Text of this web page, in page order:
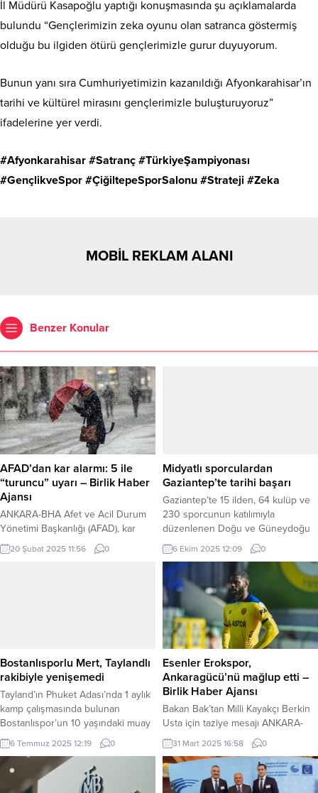
İl Müdürü Kasapoğlu yaptığı konuşmasında şu açıklamalarda
bulundu “Gençlerimizin zeka oyunu olan satranca göstermiş
olduğu bu ilgiden ötürü gençlerimizle gurur duyuyorum.
Bunun yanı sıra Cumhuriyetimizin kazanıldığı Afyonkarahisar’ın
tarihi ve kültürel mirasını gençlerimizle buluşturuyoruz”
ifadelerine yer verdi.
#Afyonkarahisar #Satranç #TürkiyeŞampiyonası
#GençlikveSpor #ÇiğiltepeSporSalonu #Strateji #Zeka
MOBİL REKLAM ALANI
Benzer Konular
AFAD’dan kar alarmı: 5 ile
“turuncu” uyarı – Birlik Haber
Ajansı
ANKARA-BHA Afet ve Acil Durum
Yönetimi Başkanlığı (AFAD), kar
yağışı nedeniyle 5 il için “turuncu”,
1 il için ise “sarı” kodlu meteorolojik
kodlu uyarı verilirken, Samsun için
“sarı” (potansiyel tehlike)...
20 Şubat 2025 11:56 0
Midyatlı sporculardan
Gaziantep’te tarihi başarı
Gaziantep’te 15 ilden, 64 kulüp ve
230 sporcunun katılımıyla
düzenlenen Doğu ve Güneydoğu
Anadolu Takım Şampiyonası’nda,
Midyat Belediyesi Spor Kulübü
sporcuları büyük bir başarıya imza
attı. Tenis branşında mücadele
eden temsilcilerimiz, finale
yükselerek bölge ikincisi oldu.
MARDİN (İGFA)- Doğu ve
Güneydoğu Anadolu Takım
Şampiyoanası’nın büyük final
müsabakası, Gaziantep Büyükşehir
Belediye...
6 Ekim 2025 12:09 0
Bostanlısporlu Mert, Taylandlı
rakibiyle yenişemedi
Tayland’ın Phuket Adası’nda 1 aylık
kamp çalışmasında bulunan
Bostanlıspor’un 10 yaşındaki muay
thai sporcusu Mert Uyanıker
Tayland da ikinci kez ringe çıktı ve
yine Taylandlı rakibiyle yenişemedi.
İZMİR (İGFA) – Hakemlerin evsahibi
6 Temmuz 2025 12:19 0
Esenler Erokspor,
Ankaragücü’nü mağlup etti –
Birlik Haber Ajansı
Bakan Bak’tan Milli Kayakçı Berkin
Usta için taziye mesajı ANKARA-
BHA Trendyol 1. Lig’in 31.
haftasında Esenler Erokspor,
sahasında ağırladığı Ankaragücü’nü
3-1 mağlup etti. Karşılaşmada
31 Mart 2025 16:58 0